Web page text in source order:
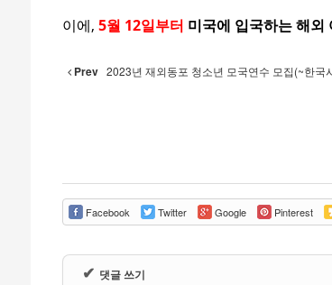
이에, 5월 12일부터 미국에 입국하는 해외
Prev 2023년 재외동포 청소년 모국연수 모집(~한국
Facebook Twitter Google Pinterest
✔ 댓글 쓰기